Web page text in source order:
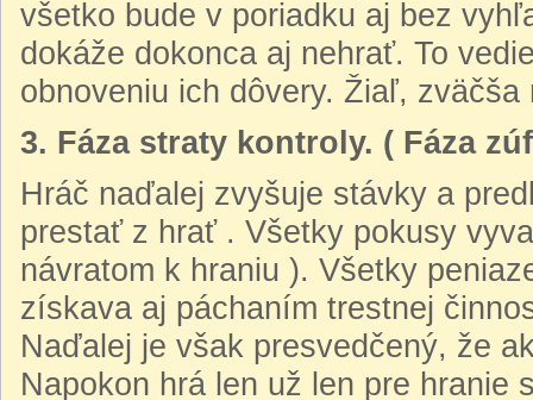
všetko bude v poriadku aj bez
dokáže dokonca aj nehrať. To
obnoveniu ich dôvery. Žiaľ,
3. Fáza straty kontroly. ( Fáza
Hráč naďalej zvyšuje stávky a
prestať z hrať . Všetky pokusy
návratom k hraniu ). Všetky
získava aj páchaním trestnej
Naďalej je však presvedčený, že
Napokon hrá len už len pre hranie